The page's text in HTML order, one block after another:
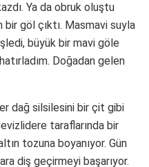
Ya da obruk oluştu
göl çıktı. Masmavi suyla
büyük bir mavi göle
Doğadan gelen
dağ silsilesini bir çit gibi
taraflarında bir
tozuna boyanıyor. Gün
diş geçirmeyi başarıyor.